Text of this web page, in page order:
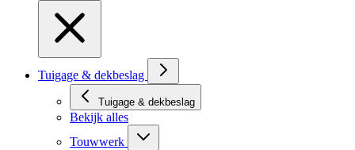
Tuigage & dekbeslag
Tuigage & dekbeslag
Bekijk alles
Touwwerk